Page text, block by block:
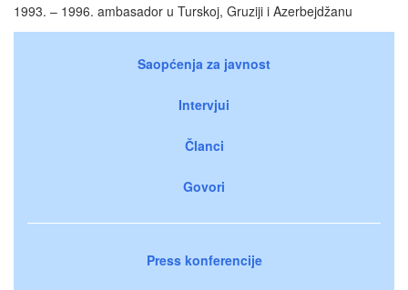
1993. – 1996. ambasador u Turskoj, Gruziji i Azerbejdžanu
Saopćenja za javnost
Intervjui
Članci
Govori
Press konferencije